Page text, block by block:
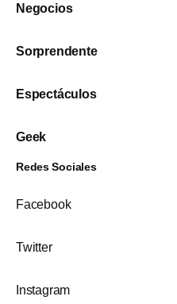
Negocios
Sorprendente
Espectáculos
Geek
Redes Sociales
Facebook
Twitter
Instagram